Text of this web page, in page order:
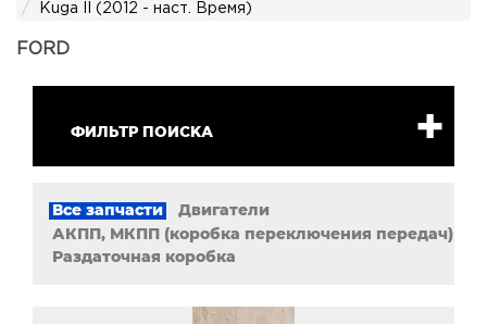
Kuga II (2012 - наст. Время)
FORD
ФИЛЬТР ПОИСКА
Все запчасти
Двигатели
АКПП, МКПП (коробка переключения передач)
Раздаточная коробка